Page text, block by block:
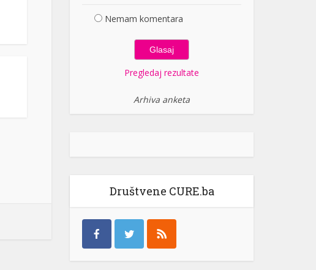
Nemam komentara
Pregledaj rezultate
Arhiva anketa
Društvene CURE.ba